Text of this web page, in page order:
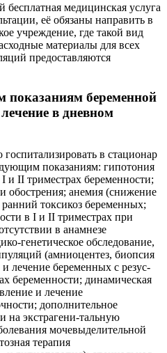
бесплатная медицинская услуга
её обязаны направить в
учреждение, где такой вид
материалы для всех
предоставляются
беременной
в дневном
в стационар
показаниям: гипотония
и II триместрах беременности;
обострения; анемия (снижение
токсикоз беременных;
в I и II триместрах при
в анамнезе
генетическое обследование,
(амниоцентез, биопсия
лечение беременных с резус-
беременности; динамическая
и лечение
дополнительное
на экстрагени-тальную
мочевыделительной
терапия